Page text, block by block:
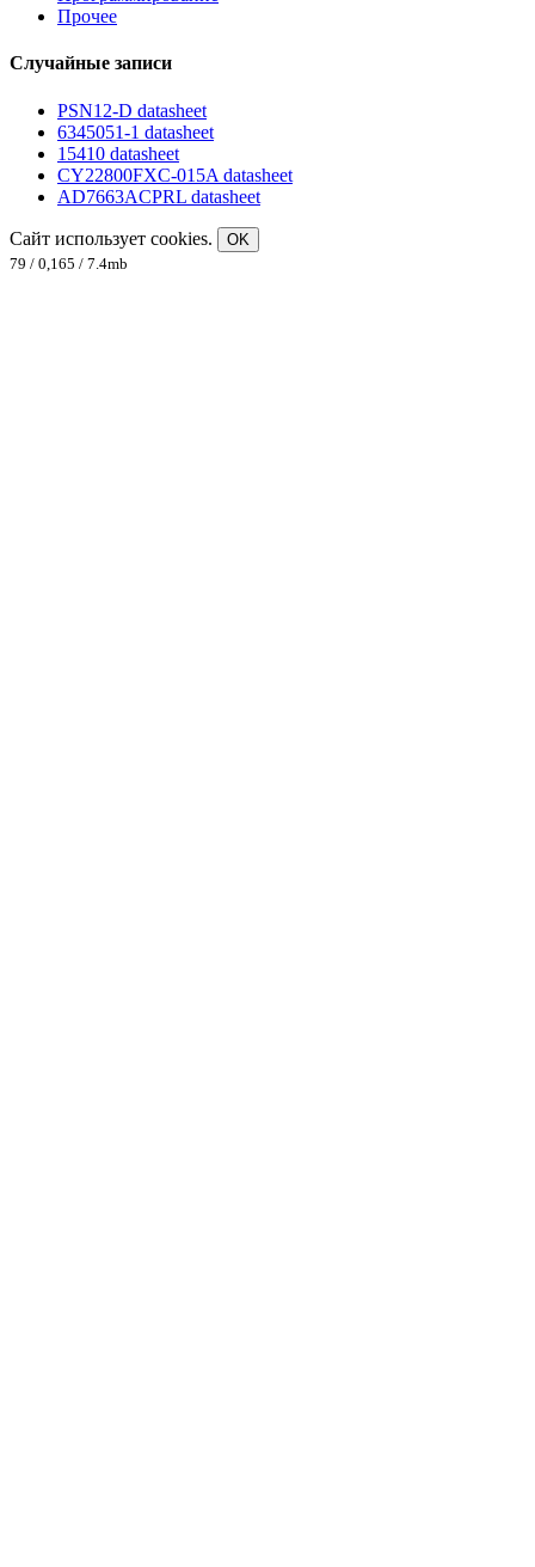
Прочее
Случайные записи
PSN12-D datasheet
6345051-1 datasheet
15410 datasheet
CY22800FXC-015A datasheet
AD7663ACPRL datasheet
Сайт использует cookies.
OK
79 / 0,165 / 7.4mb